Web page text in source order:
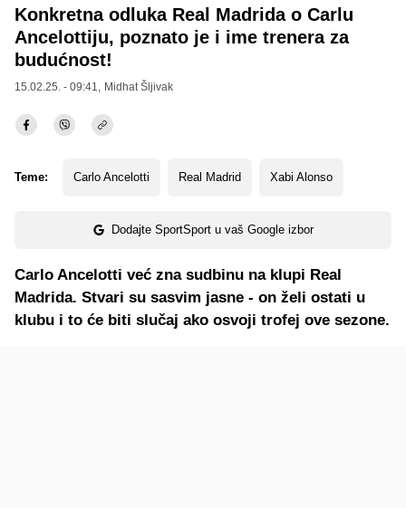
Konkretna odluka Real Madrida o Carlu
Ancelottiju, poznato je i ime trenera za
budućnost!
15.02.25. - 09:41, Midhat Šljivak
Teme: Carlo Ancelotti Real Madrid Xabi Alonso
Dodajte SportSport u vaš Google izbor
Carlo Ancelotti već zna sudbinu na klupi Real
Madrida. Stvari su sasvim jasne - on želi ostati u
klubu i to će biti slučaj ako osvoji trofej ove sezone.